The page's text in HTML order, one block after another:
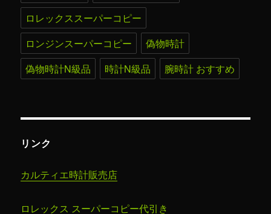
ロレックススーパーコピー
ロンジンスーパーコピー
偽物時計
偽物時計N級品
時計N級品 腕時計 おすすめ
リンク
カルティエ時計販売店
ロレックス スーパーコピー代引き